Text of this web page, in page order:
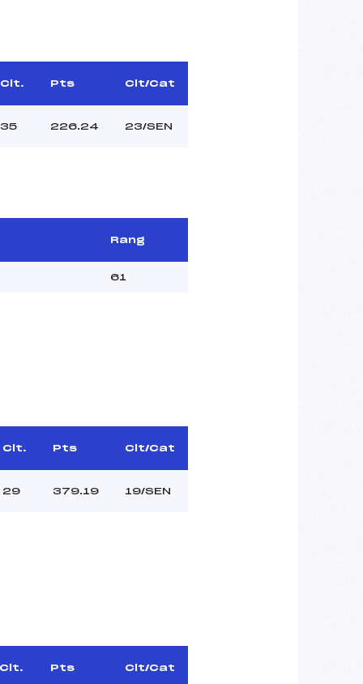
Clt. Pts Clt/Cat
35 226.24 23/SEN
Rang
61
Clt. Pts Clt/Cat
29 379.19 19/SEN
Clt. Pts Clt/Cat